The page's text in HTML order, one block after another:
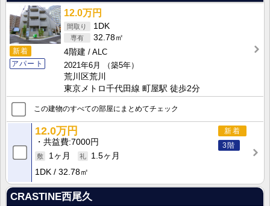
新着
アパート
12.0万円
1DK
32.78㎡
4階建
ALC
2021年6月
（築5年）
荒川区荒川
東京メトロ千代田線 町屋駅 徒歩2分
この建物のすべての部屋にまとめてチェック
新着
3階
12.0万円
共益費 7000円
1ヶ月
1.5ヶ月
1DK
32.78㎡
CRASTINE西尾久